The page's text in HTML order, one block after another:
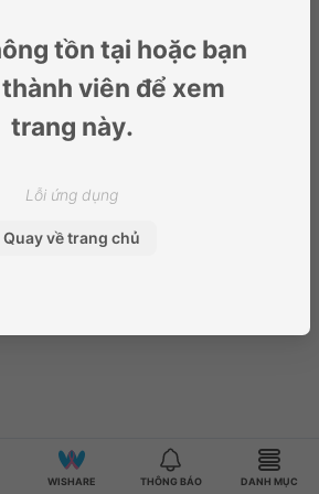
WISHARE THÔNG BÁO DANH MỤC
tồn tại hoặc bạn
viên để xem
trang này.
Lỗi ứng dụng
Quay về trang chủ